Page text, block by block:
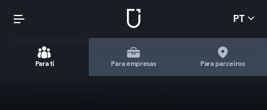
PT
Para ti Para empresas Para parceiros